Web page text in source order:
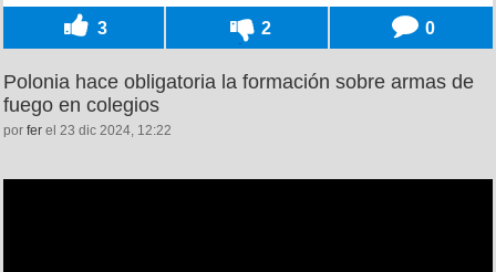
3 2 0
Polonia hace obligatoria la formación sobre armas de
fuego en colegios
por fer el 23 dic 2024, 12:22